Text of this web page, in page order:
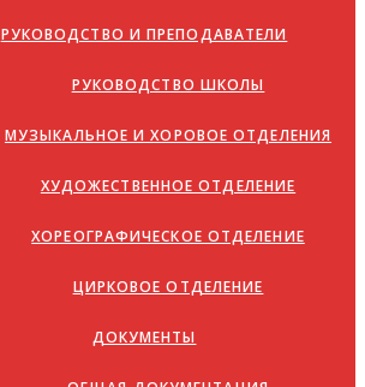
РУКОВОДСТВО И ПРЕПОДАВАТЕЛИ
РУКОВОДСТВО ШКОЛЫ
МУЗЫКАЛЬНОЕ И ХОРОВОЕ ОТДЕЛЕНИЯ
ХУДОЖЕСТВЕННОЕ ОТДЕЛЕНИЕ
ХОРЕОГРАФИЧЕСКОЕ ОТДЕЛЕНИЕ
ЦИРКОВОЕ ОТДЕЛЕНИЕ
ДОКУМЕНТЫ